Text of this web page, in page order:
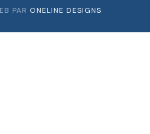
PAR ONELINE DESIGNS